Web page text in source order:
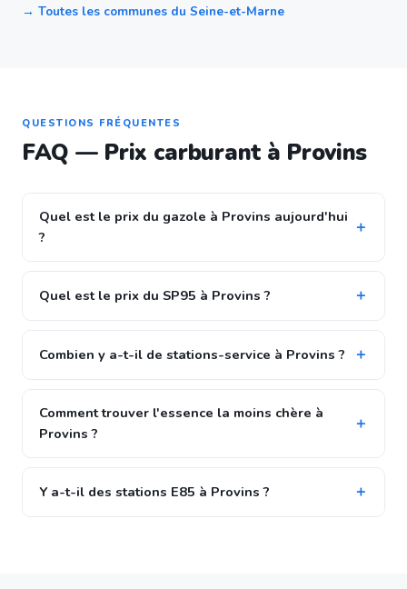
→ Toutes les communes du Seine-et-Marne
QUESTIONS FRÉQUENTES
FAQ — Prix carburant à Provins
Quel est le prix du gazole à Provins aujourd'hui
?
Quel est le prix du SP95 à Provins ?
Combien y a-t-il de stations-service à Provins ?
Comment trouver l'essence la moins chère à
Provins ?
Y a-t-il des stations E85 à Provins ?